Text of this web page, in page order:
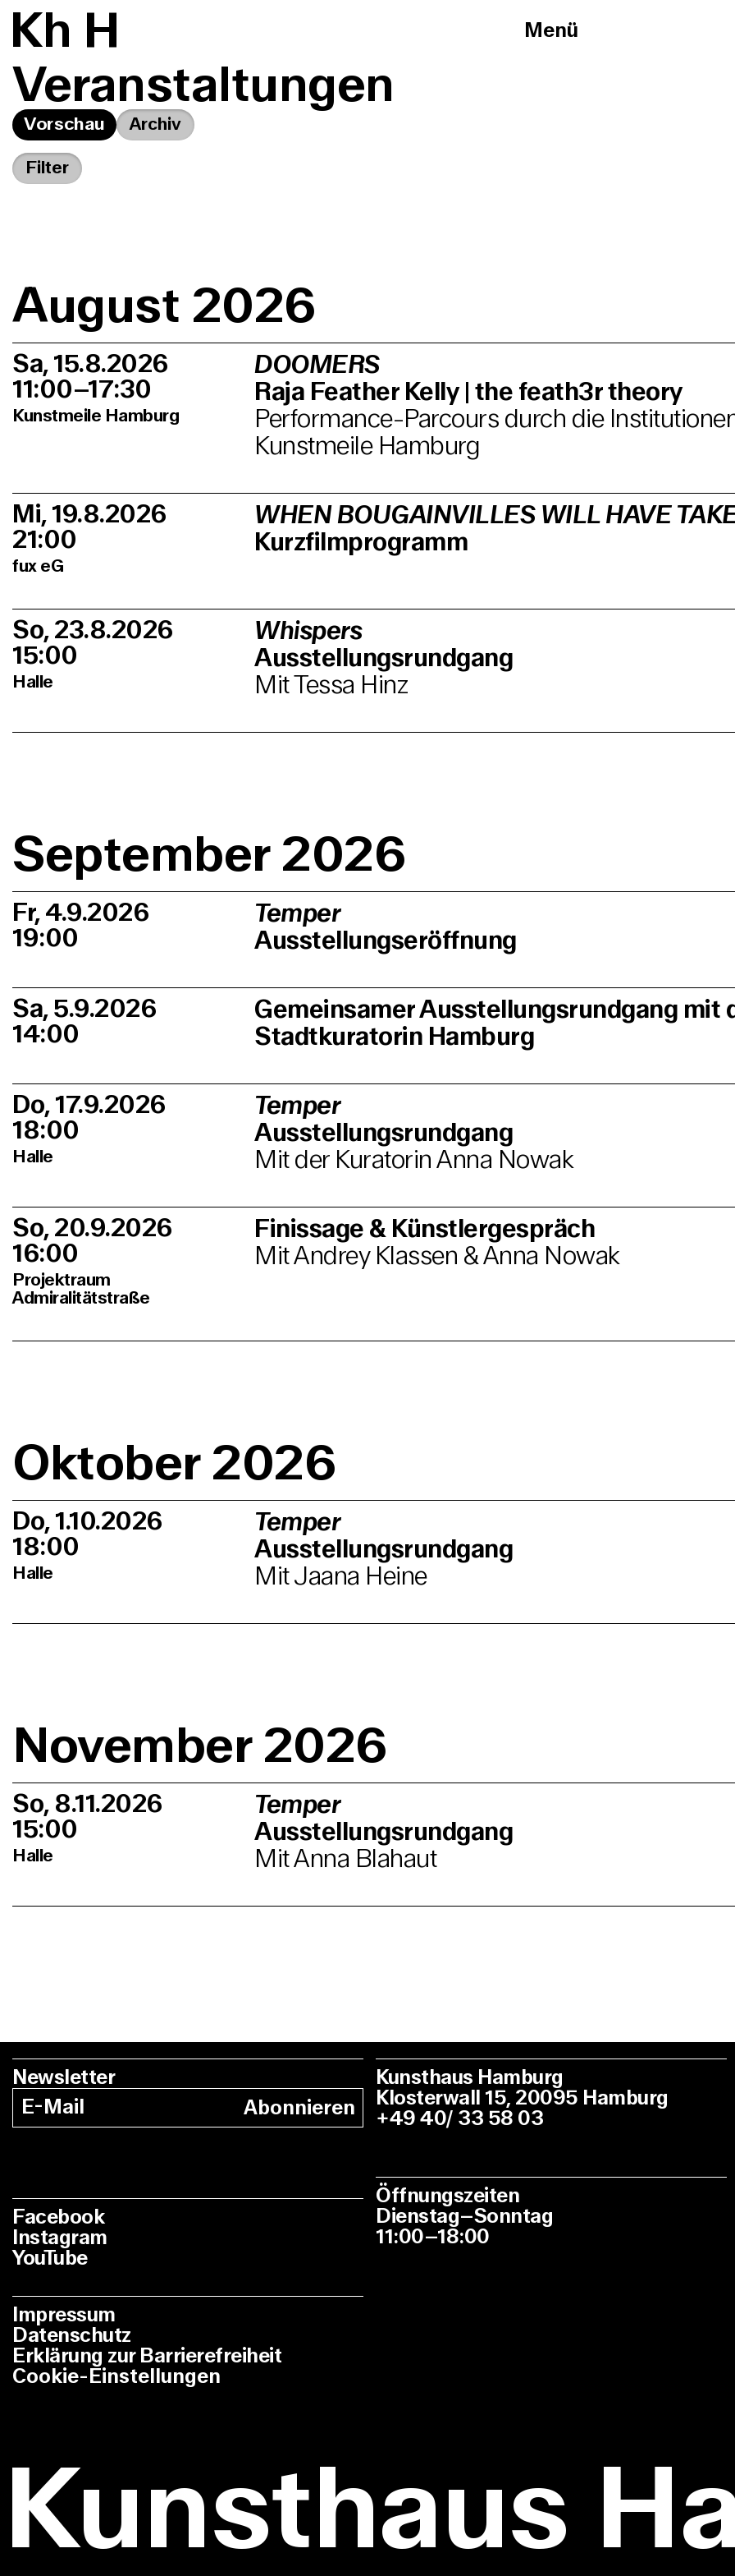
Kh H Menü
Veranstaltungen
Vorschau
Archiv
Filter
August 2026
Sa, 15.8.2026
11:00–17:30
Kunstmeile Hamburg
DOOMERS
Raja Feather Kelly | the feath3r theory
Performance-Parcours durch die
Kunstmeile Hamburg
Mi, 19.8.2026
21:00
fux eG
WHEN BOUGAINVILLES WILL HAVE
Kurzfilmprogramm
So, 23.8.2026
15:00
Halle
Whispers
Ausstellungsrundgang
Mit Tessa Hinz
September 2026
Fr, 4.9.2026
19:00
Temper
Ausstellungseröffnung
Sa, 5.9.2026
14:00
Gemeinsamer Ausstellungsrundgang mit
Stadtkuratorin Hamburg
Do, 17.9.2026
18:00
Halle
Temper
Ausstellungsrundgang
Mit der Kuratorin Anna Nowak
So, 20.9.2026
16:00
Projektraum
Admiralitätstraße
Finissage & Künstlergespräch
Mit Andrey Klassen & Anna Nowak
Oktober 2026
Do, 1.10.2026
18:00
Halle
Temper
Ausstellungsrundgang
Mit Jaana Heine
November 2026
So, 8.11.2026
15:00
Halle
Temper
Ausstellungsrundgang
Mit Anna Blahaut
Newsletter
Abonnieren
Facebook
Instagram
YouTube
Impressum
Datenschutz
Erklärung zur Barrierefreiheit
Cookie-Einstellungen
Kunsthaus Hamburg
Klosterwall 15, 20095 Hamburg
+49 40/ 33 58 03
Öffnungszeiten
Dienstag–Sonntag
11:00–18:00
Kunsthaus